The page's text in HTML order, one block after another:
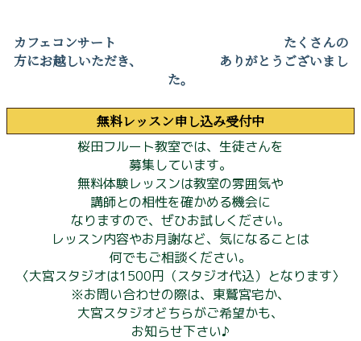
カフェコンサート たくさんの
方にお越しいただき、 ありがとうございまし
た。
無料レッスン申し込み受付中
桜田フルート教室では、生徒さんを
募集しています。
無料体験レッスンは教室の雰囲気や
講師との相性を確かめる機会に
なりますので、ぜひお試しください。
レッスン内容やお月謝など、気になることは
何でもご相談ください。
〈大宮スタジオは1500円（スタジオ代込）となります〉
※お問い合わせの際は、東鷲宮宅か、
大宮スタジオどちらがご希望かも、
お知らせ下さい♪